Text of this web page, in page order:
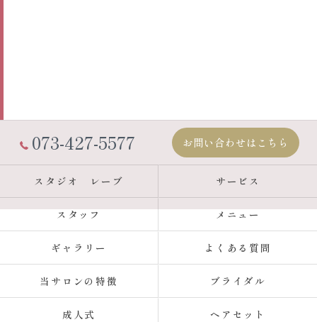
073-427-5577 お問い合わせはこちら
スタジオ レーブ サービス
スタッフ メニュー
ギャラリー よくある質問
当サロンの特徴 ブライダル
成人式 ヘアセット